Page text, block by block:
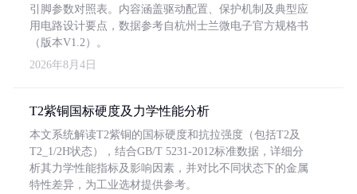
引脚参数对照表。内容涵盖驱动配置、保护机制及典型应
用电路设计要点，数据参考自杭州士兰微电子官方规格书
（版本V1.2）。
2026年8月4日
T2紫铜国标硬度及力学性能分析
本文系统解读T2紫铜的国标硬度和抗拉强度（包括T2及
T2_1/2H状态），结合GB/T 5231-2012标准数据，详细分
析其力学性能指标及影响因素，并对比不同状态下的金属
特性差异，为工业选材提供参考。